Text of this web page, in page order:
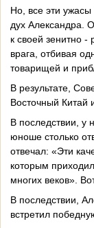
Но, все эти
дух Александра.
к своей зенитно -
врага, отбивая
товарищей и
В результате,
Восточный Китай
В последствии, у
юноше столько
отвечал: «Эти
которым
многих веков».
В последствии,
встретил